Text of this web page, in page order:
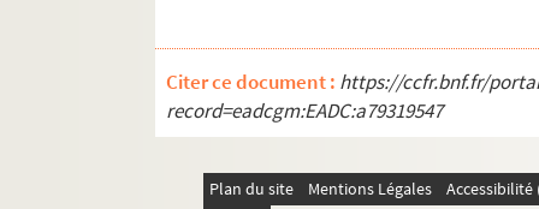
Citer ce document : https://ccfr.bnf.fr/
record=eadcgm:EADC:a79319547
Plan du site Mentions Légales